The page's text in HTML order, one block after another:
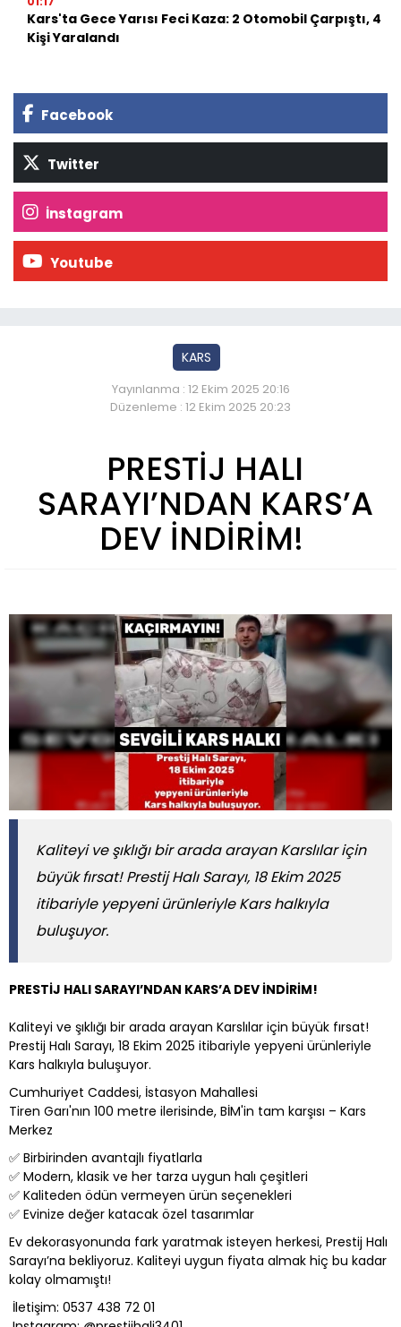
Kars'ta Gece Yarısı Feci Kaza: 2 Otomobil Çarpıştı, 4
Kişi Yaralandı
Facebook
Twitter
İnstagram
Youtube
KARS
Yayınlanma : 12 Ekim 2025 20:16
Düzenleme : 12 Ekim 2025 20:23
PRESTİJ HALI
SARAYI’NDAN KARS’A
DEV İNDİRİM!
Kaliteyi ve şıklığı bir arada arayan Karslılar için
büyük fırsat! Prestij Halı Sarayı, 18 Ekim 2025
itibariyle yepyeni ürünleriyle Kars halkıyla
buluşuyor.
PRESTİJ HALI SARAYI’NDAN KARS’A DEV İNDİRİM!
Kaliteyi ve şıklığı bir arada arayan Karslılar için büyük fırsat!
Prestij Halı Sarayı, 18 Ekim 2025 itibariyle yepyeni ürünleriyle
Kars halkıyla buluşuyor.
Cumhuriyet Caddesi, İstasyon Mahallesi
Tiren Garı'nın 100 metre ilerisinde, BİM'in tam karşısı – Kars
Merkez
✅ Birbirinden avantajlı fiyatlarla
✅ Modern, klasik ve her tarza uygun halı çeşitleri
✅ Kaliteden ödün vermeyen ürün seçenekleri
✅ Evinize değer katacak özel tasarımlar
Ev dekorasyonunda fark yaratmak isteyen herkesi, Prestij Halı
Sarayı’na bekliyoruz. Kaliteyi uygun fiyata almak hiç bu kadar
kolay olmamıştı!
İletişim: 0537 438 72 01